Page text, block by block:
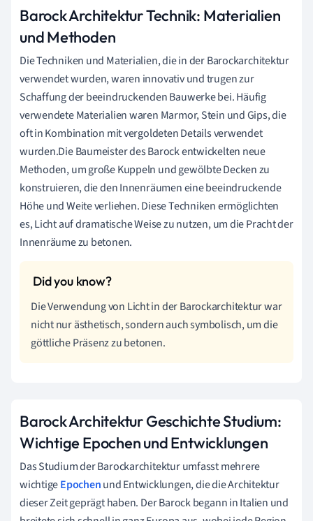
Barock Architektur Technik: Materialien
und Methoden
Die Techniken und Materialien, die in der Barockarchitektur
verwendet wurden, waren innovativ und trugen zur
Schaffung der beeindruckenden Bauwerke bei. Häufig
verwendete Materialien waren Marmor, Stein und Gips, die
oft in Kombination mit vergoldeten Details verwendet
wurden.Die Baumeister des Barock entwickelten neue
Methoden, um große Kuppeln und gewölbte Decken zu
konstruieren, die den Innenräumen eine beeindruckende
Höhe und Weite verliehen. Diese Techniken ermöglichten
es, Licht auf dramatische Weise zu nutzen, um die Pracht der
Innenräume zu betonen.
Die Verwendung von Licht in der Barockarchitektur war
nicht nur ästhetisch, sondern auch symbolisch, um die
göttliche Präsenz zu betonen.
Barock Architektur Geschichte Studium:
Wichtige Epochen und Entwicklungen
Das Studium der Barockarchitektur umfasst mehrere
wichtigeEpochenund Entwicklungen, die die Architektur
dieser Zeit geprägt haben. Der Barock begann in Italien und